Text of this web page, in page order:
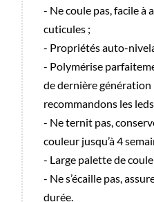
- Ne coule pas, facile à
cuticules ;
- Propriétés auto-
- Polymérise
de dernière génération
recommandons les
- Ne ternit pas,
couleur jusqu’à 4
- Large palette de
- Ne s’écaille pas,
durée.